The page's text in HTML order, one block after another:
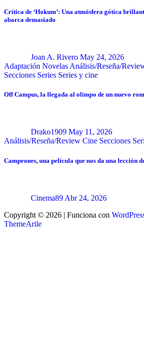
Crítica de ‘Hokum’: Una atmósfera gótica
abarca demasiado
Joan A. Rivero May 24, 2026
Adaptación Novelas Análisis/Reseña/
Secciones Series Series y cine
Off Campus, la llegada al olimpo de un nuevo
Drako1909 May 11, 2026
Análisis/Reseña/Review Cine Secciones
Campeones, una película que nos da una lección
Cinema89 Abr 24, 2026
Copyright © 2026 | Funciona con
ThemeArile